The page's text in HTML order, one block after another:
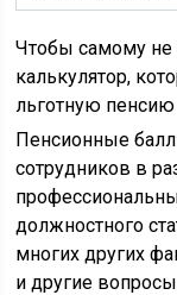
Чтобы самому не
калькулятор,
льготную
Пенсионные
сотрудников в
должностного
многих других
и другие